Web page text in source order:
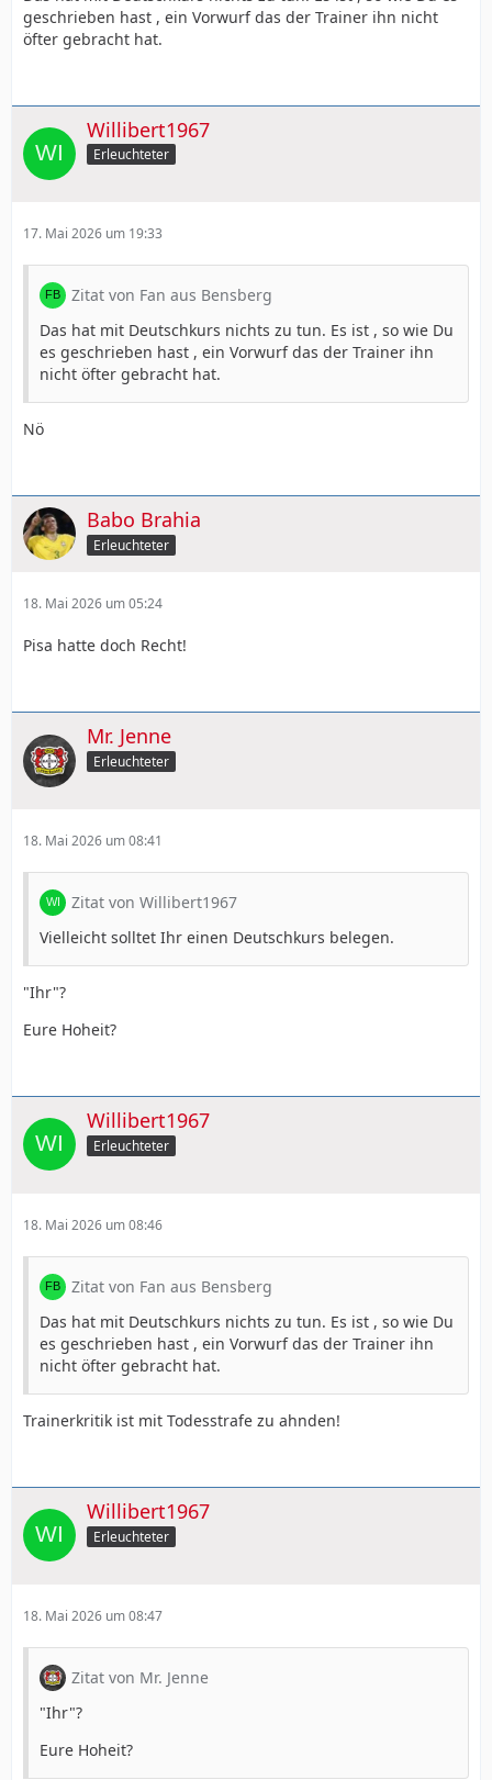
geschrieben hast , ein Vorwurf das der Trainer ihn nicht
öfter gebracht hat.
Willibert1967
Erleuchteter
17. Mai 2026 um 19:33
Zitat von Fan aus Bensberg
Das hat mit Deutschkurs nichts zu tun. Es ist , so wie Du
es geschrieben hast , ein Vorwurf das der Trainer ihn
nicht öfter gebracht hat.
Nö
Babo Brahia
Erleuchteter
18. Mai 2026 um 05:24
Pisa hatte doch Recht!
Mr. Jenne
Erleuchteter
18. Mai 2026 um 08:41
Zitat von Willibert1967
Vielleicht solltet Ihr einen Deutschkurs belegen.
"Ihr"?
Eure Hoheit?
Willibert1967
Erleuchteter
18. Mai 2026 um 08:46
Zitat von Fan aus Bensberg
Das hat mit Deutschkurs nichts zu tun. Es ist , so wie Du
es geschrieben hast , ein Vorwurf das der Trainer ihn
nicht öfter gebracht hat.
Trainerkritik ist mit Todesstrafe zu ahnden!
Willibert1967
Erleuchteter
18. Mai 2026 um 08:47
Zitat von Mr. Jenne
"Ihr"?
Eure Hoheit?